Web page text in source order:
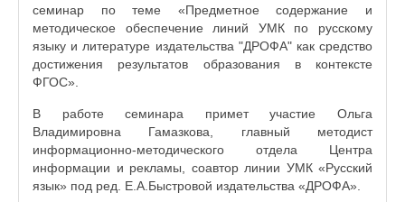
семинар по теме «Предметное содержание и
методическое обеспечение линий УМК по русскому
языку и литературе издательства "ДРОФА" как средство
достижения результатов образования в контексте
ФГОС».
В работе семинара примет участие Ольга
Владимировна Гамазкова, главный методист
информационно-методического отдела Центра
информации и рекламы, соавтор линии УМК «Русский
язык» под ред. Е.А.Быстровой издательства «ДРОФА».